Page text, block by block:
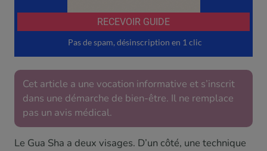
Cet article a une vocation informative et s’inscrit
dans une démarche de bien-être. Il ne remplace
pas un avis médical.
Le Gua Sha a deux visages. D’un côté, une technique